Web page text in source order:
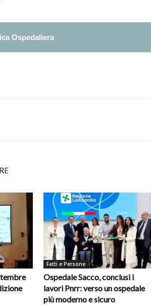
Ospedaliera
Fatti e Persone
Ospedale Sacco, conclusi i
lavori Pnrr: verso un ospedale
più moderno e sicuro